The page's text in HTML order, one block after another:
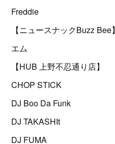
Freddie
【ニュースナックBuzz Bee】
エム
【HUB 上野不忍通り店】
CHOP STICK
DJ Boo Da Funk
DJ TAKASHIt
DJ FUMA